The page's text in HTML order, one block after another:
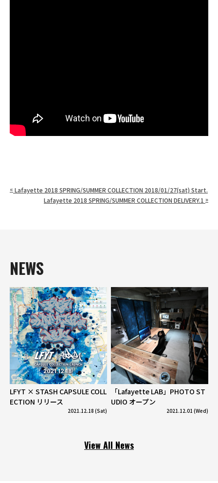
« Lafayette 2018 SPRING/SUMMER COLLECTION 2018/01/27(sat) Start.
Lafayette 2018 SPRING/SUMMER COLLECTION DELIVERY.1 »
NEWS
LFYT × STASH CAPSULE COLL
ECTION リリース
2021.12.18 (Sat)
「Lafayette LAB」PHOTO ST
UDIO オープン
2021.12.01 (Wed)
View All News